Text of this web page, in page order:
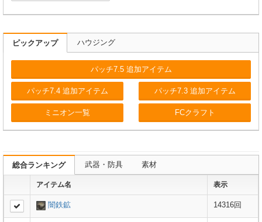
ピックアップ ハウジング
パッチ7.5 追加アイテム
パッチ7.4 追加アイテム
ミニオン一覧
パッチ7.3 追加アイテム
FCクラフト
総合ランキング 武器・防具 素材
アイテム名 表示
闇鉄鉱 14316回